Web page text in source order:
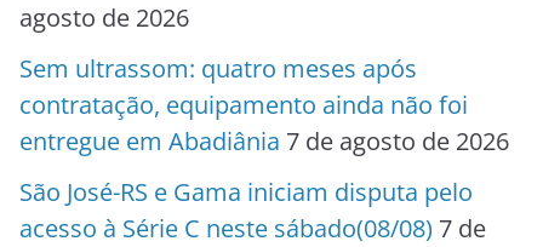
agosto de 2026
Sem ultrassom: quatro meses após
contratação, equipamento ainda não foi
entregue em Abadiânia 7 de agosto de 2026
São José-RS e Gama iniciam disputa pelo
acesso à Série C neste sábado(08/08) 7 de